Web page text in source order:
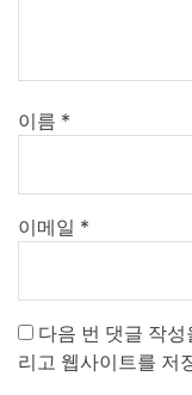
이름 *
이메일 *
다음 번 댓글 작
리고 웹사이트를 저